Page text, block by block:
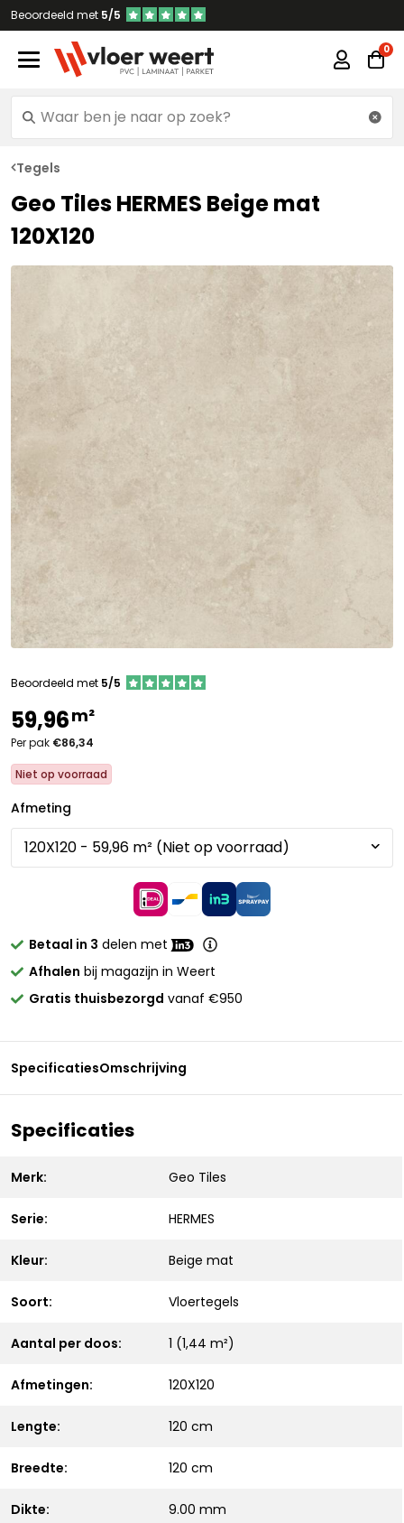
Beoordeeld met 5/5
Tegels
Geo Tiles HERMES Beige mat
120X120
Beoordeeld met 5/5
59,96m²
Per pak €86,34
Niet op voorraad
Afmeting
Betaal in 3 delen met
Afhalen bij magazijn in Weert
Gratis thuisbezorgd vanaf €950
SpecificatiesOmschrijving
Specificaties
Merk: Geo Tiles
Serie: HERMES
Kleur: Beige mat
Soort: Vloertegels
Aantal per doos: 1 (1,44 m²)
Afmetingen: 120X120
Lengte: 120 cm
Breedte: 120 cm
Dikte: 9.00 mm